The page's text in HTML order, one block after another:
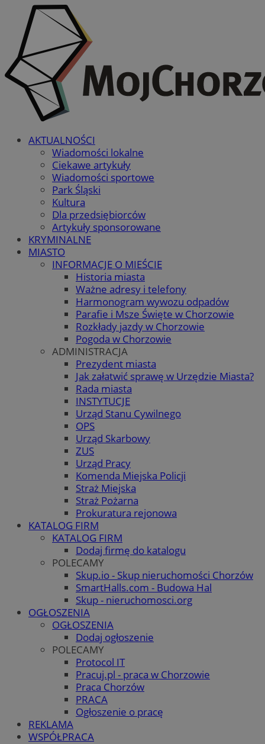
AKTUALNOŚCI
Wiadomości lokalne
Ciekawe artykuły
Wiadomości sportowe
Park Śląski
Kultura
Dla przedsiębiorców
Artykuły sponsorowane
KRYMINALNE
MIASTO
INFORMACJE O MIEŚCIE
Historia miasta
Ważne adresy i telefony
Harmonogram wywozu odpadów
Parafie i Msze Święte w Chorzowie
Rozkłady jazdy w Chorzowie
Pogoda w Chorzowie
ADMINISTRACJA
Prezydent miasta
Jak załatwić sprawę w Urzędzie Miasta?
Rada miasta
INSTYTUCJE
Urząd Stanu Cywilnego
OPS
Urząd Skarbowy
ZUS
Urząd Pracy
Komenda Miejska Policji
Straż Miejska
Straż Pożarna
Prokuratura rejonowa
KATALOG FIRM
KATALOG FIRM
Dodaj firmę do katalogu
POLECAMY
Skup.io - Skup nieruchomości Chorzów
SmartHalls.com - Budowa Hal
Skup - nieruchomosci.org
OGŁOSZENIA
OGŁOSZENIA
Dodaj ogłoszenie
POLECAMY
Protocol IT
Pracuj.pl - praca w Chorzowie
Praca Chorzów
PRACA
Ogłoszenie o pracę
REKLAMA
WSPÓŁPRACA